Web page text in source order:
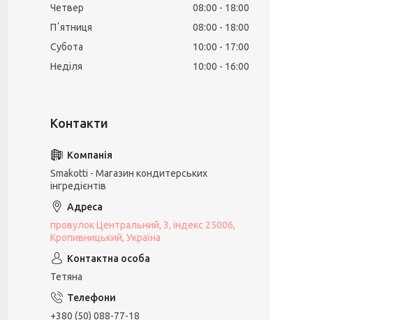
Четвер
08:00
18:00
Пʼятниця
08:00
18:00
Субота
10:00
17:00
Неділя
10:00 16:00
Smakotti - Магазин кондитерських
інгредієнтів
провулок Центральний, 3, індекс 25006,
Кропивницький, Україна
Тетяна
+380 (50) 088-77-18